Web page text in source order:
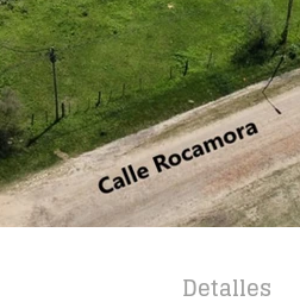
Detalles